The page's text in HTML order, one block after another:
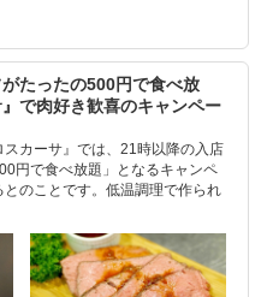
がたったの500円で食べ放
で肉好き歓喜のキャンペー
カーサ』では、21時以降の入店
円で食べ放題」となるキャンペ
のことです。低温調理で作られ